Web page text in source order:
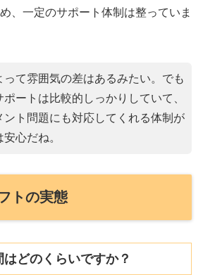
、一定のサポート体制は整っていま
って雰囲気の差はあるみたい。でも
ポートは比較的しっかりしていて、
ント問題にも対応してくれる体制が
心だね。
トの実態
どのくらいですか？